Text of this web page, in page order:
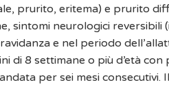
prurito, eritema) e prurito
sintomi neurologici
e nel periodo
di 8 settimane o più d’età
per sei mesi